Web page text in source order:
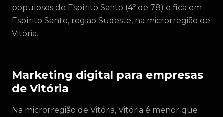
populosos de Espírito Santo (4º de 78) e fica em
Espírito Santo, região Sudeste, na microrregião de
Vitória.
Marketing digital para empresas
de Vitória
Na microrregião de Vitória, Vitória é menor que